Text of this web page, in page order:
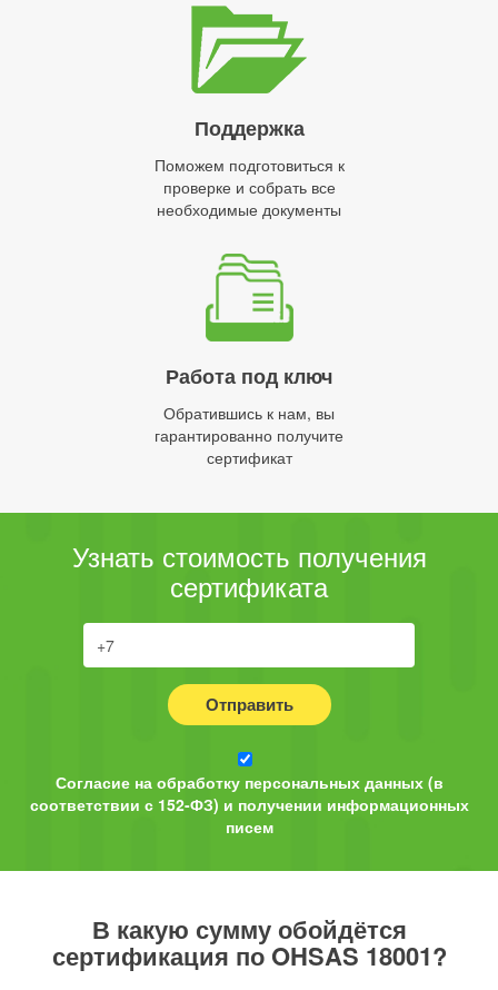
Поддержка
Поможем подготовиться к
проверке и собрать все
необходимые документы
Работа под ключ
Обратившись к нам, вы
гарантированно получите
сертификат
Узнать стоимость получения
сертификата
Отправить
Согласие на обработку персональных данных (в
соответствии с 152-ФЗ) и получении информационных
писем
В какую сумму обойдётся
сертификация по OHSAS 18001?